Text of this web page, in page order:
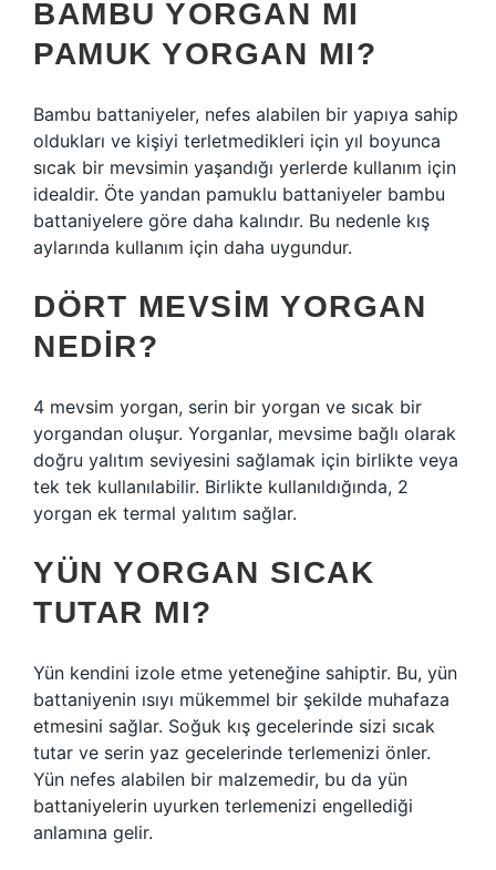
BAMBU YORGAN MI
PAMUK YORGAN MI?
Bambu battaniyeler, nefes alabilen bir yapıya sahip
oldukları ve kişiyi terletmedikleri için yıl boyunca
sıcak bir mevsimin yaşandığı yerlerde kullanım için
idealdir. Öte yandan pamuklu battaniyeler bambu
battaniyelere göre daha kalındır. Bu nedenle kış
aylarında kullanım için daha uygundur.
DÖRT MEVSIM YORGAN
NEDIR?
4 mevsim yorgan, serin bir yorgan ve sıcak bir
yorgandan oluşur. Yorganlar, mevsime bağlı olarak
doğru yalıtım seviyesini sağlamak için birlikte veya
tek tek kullanılabilir. Birlikte kullanıldığında, 2
yorgan ek termal yalıtım sağlar.
YÜN YORGAN SICAK
TUTAR MI?
Yün kendini izole etme yeteneğine sahiptir. Bu, yün
battaniyenin ısıyı mükemmel bir şekilde muhafaza
etmesini sağlar. Soğuk kış gecelerinde sizi sıcak
tutar ve serin yaz gecelerinde terlemenizi önler.
Yün nefes alabilen bir malzemedir, bu da yün
battaniyelerin uyurken terlemenizi engellediği
anlamına gelir.